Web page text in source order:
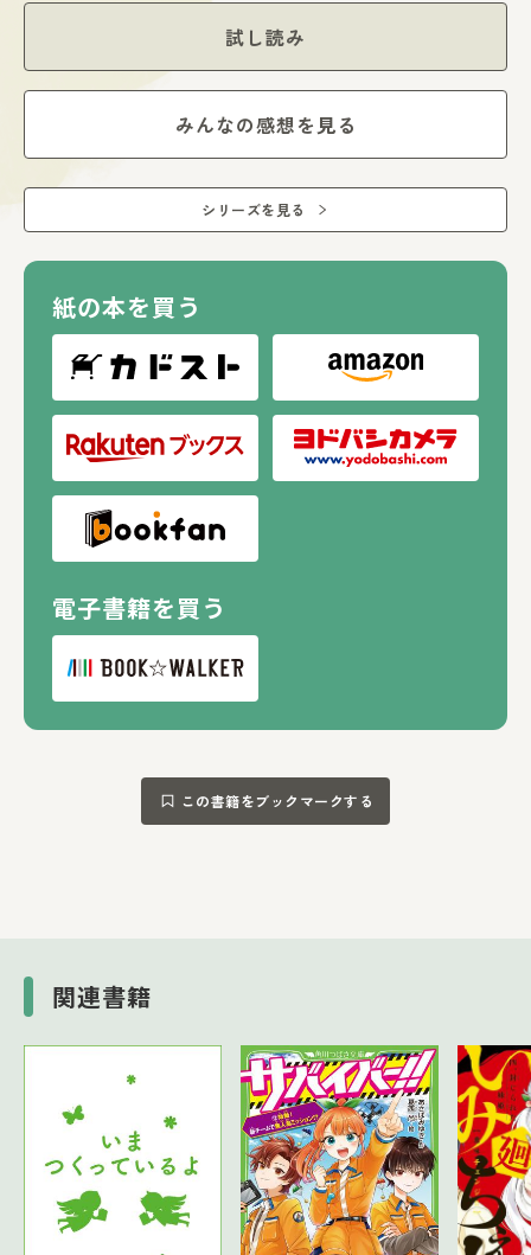
試し読み
みんなの感想を見る
シリーズを見る
紙の本を買う
電子書籍を買う
この書籍をブックマークする
関連書籍